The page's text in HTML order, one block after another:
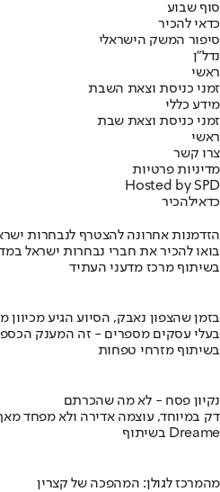
סוף שבוע
כדאי להכיר
סיפור המשק הישראלי
נדל"ן
ראשי
זמני כניסת וצאת השבת
מידע כללי
זמני כניסת וצאת שבת
ראשי
צרו קשר
מדיניות פרטיות
Hosted by SPD
כדאילהכיר
הזדמנות אחרונה להצטרף לנבחרות
בואו להכיר את חברי נבחרות ישראל
בשיתוף מרכז מדעני העתיד
בזמן שהצפון נאבק, הסיוע הגיע מכיוון
בעלי עסקים מספרים - זה המענק הכספי
בשיתוף מזרחי טפחות
נקיון פסח - לא מה שהכרתם
דק במיוחד, עוצמה אדירה ולא מפחד
בשיתוף Dreame
מהמרכז לגולן: המהפכה של קצרין